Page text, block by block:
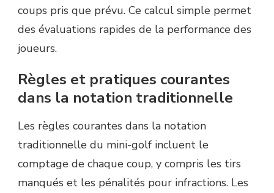
coups pris que prévu. Ce calcul simple permet
des évaluations rapides de la performance des
joueurs.
Règles et pratiques courantes
dans la notation traditionnelle
Les règles courantes dans la notation
traditionnelle du mini-golf incluent le
comptage de chaque coup, y compris les tirs
manqués et les pénalités pour infractions. Les